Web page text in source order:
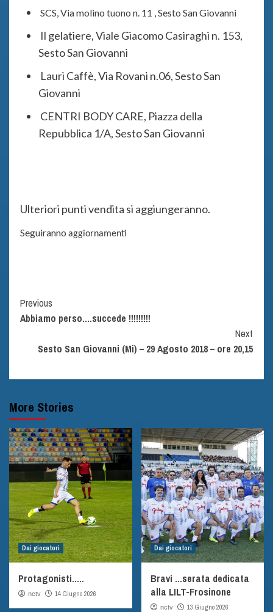
SCS, Via molino tuono n. 11 , Sesto San Giovanni
Il gelatiere, Viale Giacomo Casiraghi n. 153,
Sesto San Giovanni
Lauri Caffè, Via Rovani n.06, Sesto San
Giovanni
CENTRI BODY CARE, Piazza della
Repubblica 1/A, Sesto San Giovanni
Ulteriori punti vendita si aggiungeranno.
Seguiranno aggiornamenti
Continue
Reading
Previous
Abbiamo perso….succede !!!!!!!!!
Next
Sesto San Giovanni (Mi) – 29 Agosto 2018 – ore 20,15
More Stories
Dai giocatori
Protagonisti…..
nctv 14 Giugno 2026
Dai giocatori
Bravi …serata dedicata
alla LILT-Frosinone
nctv 13 Giugno 2026